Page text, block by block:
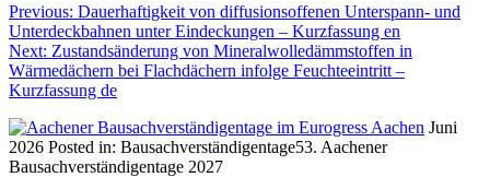
Previous: Dauerhaftigkeit von diffusionsoffenen Unterspann- und
Unterdeckbahnen unter Eindeckungen – Kurzfassung en
Next: Zustandsänderung von Mineralwolledämmstoffen in
Wärmedächern bei Flachdächern infolge Feuchteeintritt –
Kurzfassung de
Juni
2026 Posted in: Bausachverständigentage53. Aachener
Bausachverständigentage 2027